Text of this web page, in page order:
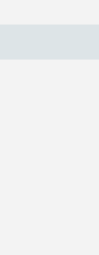
pachtet oder
für den
widmet